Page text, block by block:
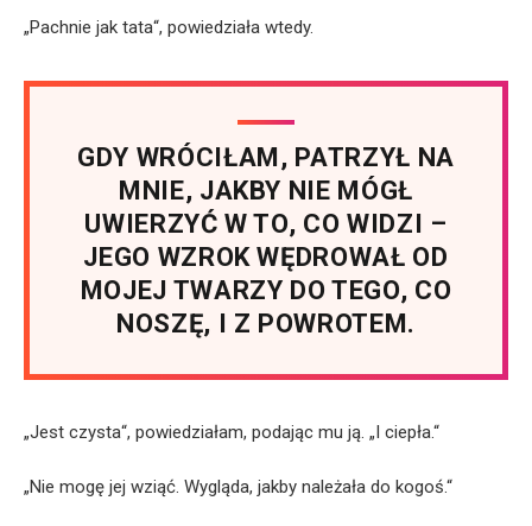
„Pachnie jak tata“, powiedziała wtedy.
GDY WRÓCIŁAM, PATRZYŁ NA
MNIE, JAKBY NIE MÓGŁ
UWIERZYĆ W TO, CO WIDZI –
JEGO WZROK WĘDROWAŁ OD
MOJEJ TWARZY DO TEGO, CO
NOSZĘ, I Z POWROTEM.
„Jest czysta“, powiedziałam, podając mu ją. „I ciepła.“
„Nie mogę jej wziąć. Wygląda, jakby należała do kogoś.“